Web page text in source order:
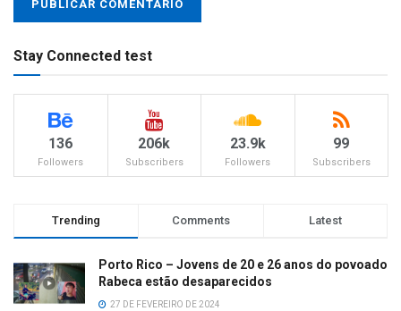
Stay Connected test
136
Followers
206k
Subscribers
23.9k
Followers
99
Subscribers
Trending Comments Latest
Porto Rico – Jovens de 20 e 26 anos do povoado
Rabeca estão desaparecidos
27 DE FEVEREIRO DE 2024